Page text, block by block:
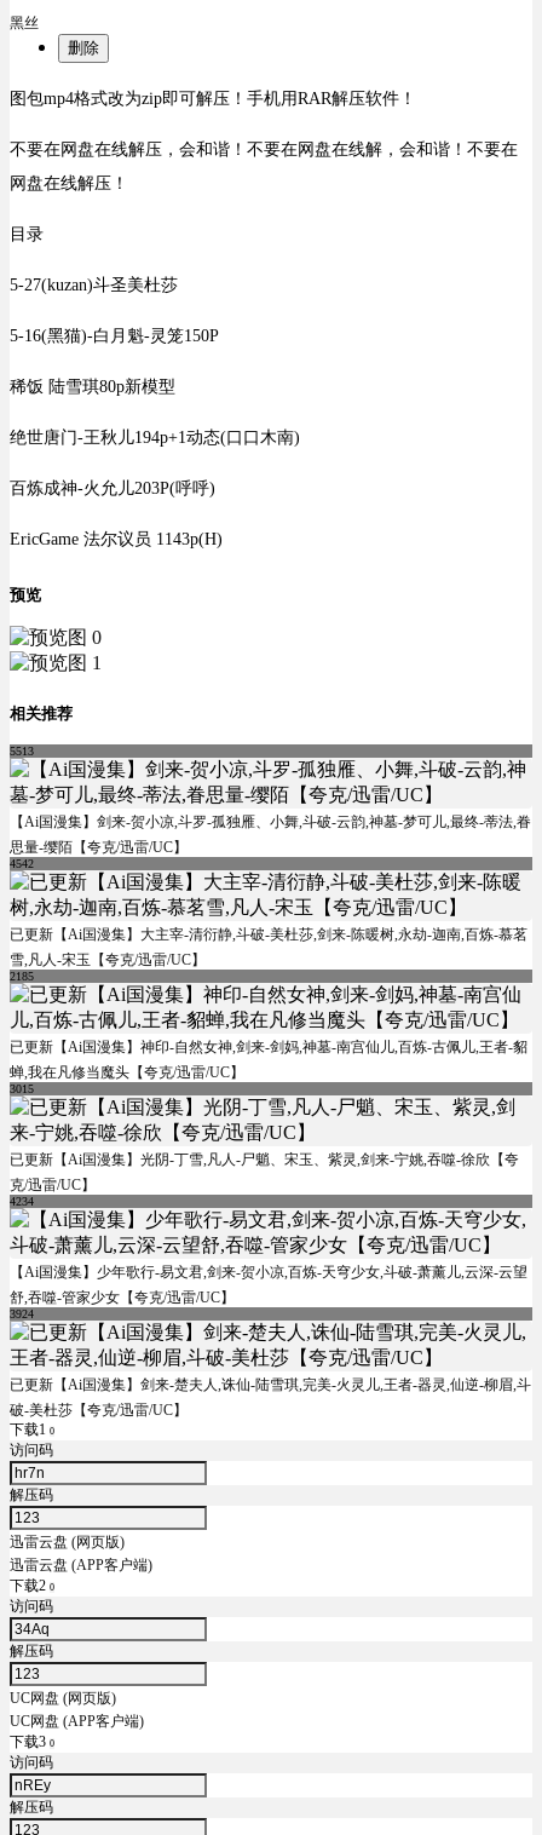
黑丝
删除
图包mp4格式改为zip即可解压！手机用RAR解压软件！
不要在网盘在线解压，会和谐！不要在网盘在线解，会和谐！不要在
网盘在线解压！
目录
5-27(kuzan)斗圣美杜莎
5-16(黑猫)-白月魁-灵笼150P
稀饭 陆雪琪80p新模型
绝世唐门-王秋儿194p+1动态(口口木南)
百炼成神-火允儿203P(呼呼)
EricGame 法尔议员 1143p(H)
预览
相关推荐
5513
【Ai国漫集】剑来-贺小凉,斗罗-孤独雁、小舞,斗破-云韵,神墓-梦可儿,最终-蒂法,眷
思量-缨陌【夸克/迅雷/UC】
4542
已更新【Ai国漫集】大主宰-清衍静,斗破-美杜莎,剑来-陈暖树,永劫-迦南,百炼-慕茗
雪,凡人-宋玉【夸克/迅雷/UC】
2185
已更新【Ai国漫集】神印-自然女神,剑来-剑妈,神墓-南宫仙儿,百炼-古佩儿,王者-貂
蝉,我在凡修当魔头【夸克/迅雷/UC】
3015
已更新【Ai国漫集】光阴-丁雪,凡人-尸魈、宋玉、紫灵,剑来-宁姚,吞噬-徐欣【夸
克/迅雷/UC】
4234
【Ai国漫集】少年歌行-易文君,剑来-贺小凉,百炼-天穹少女,斗破-萧薰儿,云深-云望
舒,吞噬-管家少女【夸克/迅雷/UC】
3924
已更新【Ai国漫集】剑来-楚夫人,诛仙-陆雪琪,完美-火灵儿,王者-器灵,仙逆-柳眉,斗
破-美杜莎【夸克/迅雷/UC】
下载1 0
访问码
解压码
迅雷云盘 (网页版)
迅雷云盘 (APP客户端)
下载2 0
访问码
解压码
UC网盘 (网页版)
UC网盘 (APP客户端)
下载3 0
访问码
解压码